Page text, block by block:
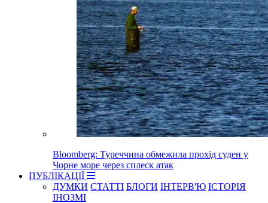
Bloomberg: Туреччина обмежила прохід суден у
Чорне море через сплеск атак
ПУБЛІКАЦІЇ
ДУМКИ СТАТТІ БЛОГИ ІНТЕРВ'Ю ІСТОРІЯ
ІНОЗМІ